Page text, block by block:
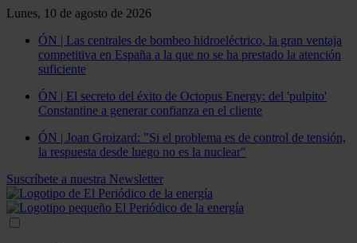
Lunes, 10 de agosto de 2026
ÓN | Las centrales de bombeo hidroeléctrico, la gran ventaja
competitiva en España a la que no se ha prestado la atención
suficiente
ÓN | El secreto del éxito de Octopus Energy: del 'pulpito'
Constantine a generar confianza en el cliente
ÓN | Joan Groizard: "Si el problema es de control de tensión,
la respuesta desde luego no es la nuclear"
Suscríbete a nuestra Newsletter